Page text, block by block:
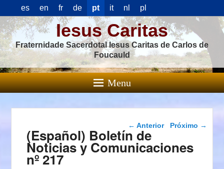
es en fr de pt it nl pl
Iesus Caritas
Fraternidade Sacerdotal Iesus Caritas de Carlos de
Foucauld
Menu
Navegação das
← Anterior Próximo →
(Español) Boletín de
Noticias y Comunicaciones
nº 217